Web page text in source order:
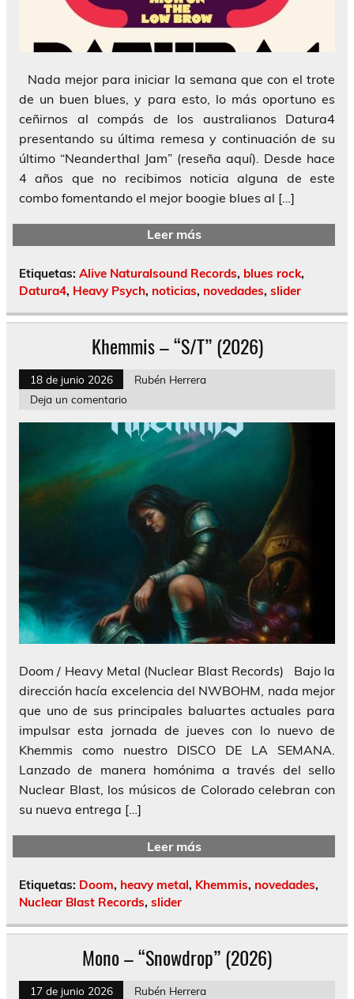
Nada mejor para iniciar la semana que con el trote
de un buen blues, y para esto, lo más oportuno es
ceñirnos al compás de los australianos Datura4
presentando su última remesa y continuación de su
último “Neanderthal Jam” (reseña aquí). Desde hace
4 años que no recibimos noticia alguna de este
combo fomentando el mejor boogie blues al […]
Leer más
Etiquetas: Alive Naturalsound Records, blues rock,
Datura4, Heavy Psych, noticias, novedades, slider
Khemmis – “S/T” (2026)
18 de junio 2026
Rubén Herrera
Deja un comentario
Doom / Heavy Metal (Nuclear Blast Records) Bajo la
dirección hacía excelencia del NWBOHM, nada mejor
que uno de sus principales baluartes actuales para
impulsar esta jornada de jueves con lo nuevo de
Khemmis como nuestro DISCO DE LA SEMANA.
Lanzado de manera homónima a través del sello
Nuclear Blast, los músicos de Colorado celebran con
su nueva entrega […]
Leer más
Etiquetas: Doom, heavy metal, Khemmis, novedades,
Nuclear Blast Records, slider
Mono – “Snowdrop” (2026)
17 de junio 2026
Rubén Herrera